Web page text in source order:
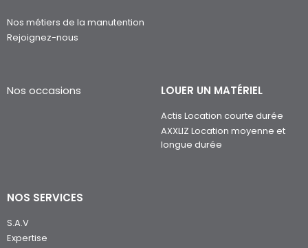
Nos métiers de la manutention
Rejoignez-nous
Nos occasions LOUER UN MATÉRIEL
Actis Location courte durée
AXXLIZ Location moyenne et
longue durée
NOS SERVICES
S.A.V
Expertise